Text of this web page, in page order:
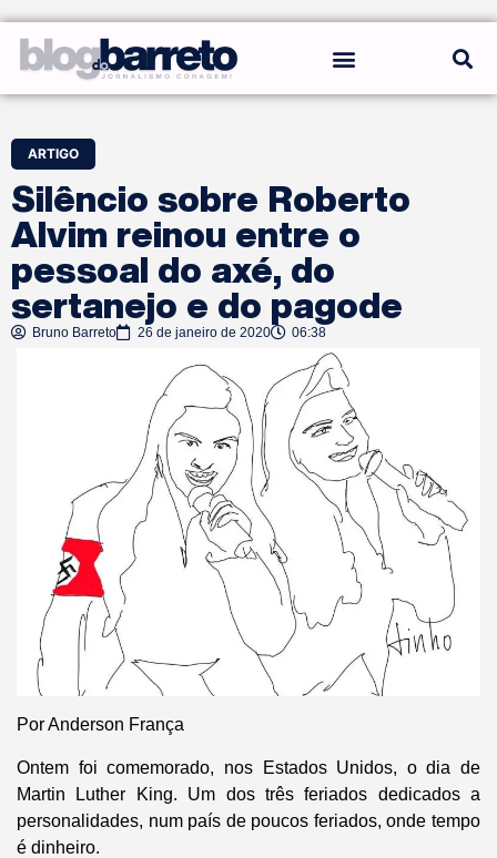
ARTIGO
Silêncio sobre Roberto
Alvim reinou entre o
pessoal do axé, do
sertanejo e do pagode
Bruno Barreto 26 de janeiro de 2020 06:38
Por Anderson França
Ontem foi comemorado, nos Estados Unidos, o dia de
Martin Luther King. Um dos três feriados dedicados a
personalidades, num país de poucos feriados, onde tempo
é dinheiro.